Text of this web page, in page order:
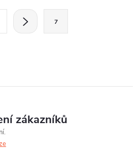
7
zákazníků